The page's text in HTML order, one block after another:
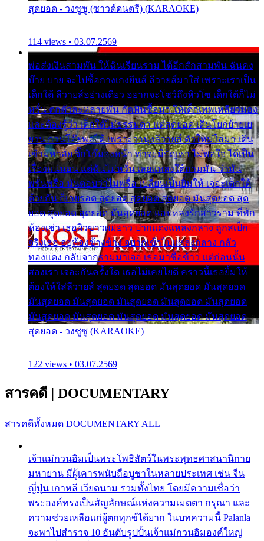
สุดยอด - วงซูซู (ซาวด์ดนตรี) (KARAOKE)
114 views • 03.07.2569
พ่อส่งเงินสามพัน ให้ฉันเรียนราม ได้อีกสักสามพัน ฉันคง
บ๊าย บาย จะไปซื้อกางเกงยีนส์ ลีวายส์มาใส่ เพราะเราเป็น
เด็กใต้ ลีวายส์อย่างเดียว อยากจะโชว์ถึงหิวโซ เด็กใต้ก็ไม่
หวั่น ตกตัวละหลายพัน กัดฟันซื้อมา ให้เด็กเทพเหลียวมอง
และต้องรู้ว่า เด็กใต้ไม่ธรรมดา แต่สุดยอด เดินโยกย้ายเย
ยวน กวนโอ๊ยพอได้ เพราะว่านุ่งลีวายส์ ตัวใหม่ใส่มา เดิน
เข้ามหาลัย จิ๊กโก๊มองหน้า ท่าจะมีปัญหา ไม่พอใจ ได้เป็น
เรื่องแน่นอน แต่ฉันไม่หวั่น เลยแหลงใต้ถามมัน ว่ามัน
พรั่นพรือ มันตอบว่าไม่พรื่อ เปลี่ยนเป็นยิ้มให้ เจอะเด็กใต้
ด้วยกัน ก็เลยรอด สุดยอด สุดยอด สุดยอด มันสุดยอด สุด
ยอด สุดยอด สุดยอด มันสุดยอด แอบหลงรักสาวราม ที่พัก
ห้องเช่า เธอผิวขาวผมยาว ปากแดงแหลงกลาง ถูกสเป็ก
จริงเธอ อยู่ห้องข้างข้าง อยากเข้าไปแหลงกลาง กลัว
ทองแดง กลับจากรามมาเจอ เธอมาซื้อข้าว แต่ก่อนนั้น
สองเรา เจอะกันครั้งใด เธอไม่เคยไยดี คราวนี้เธอยิ้มให้
ต้องให้ใส่ลีวายส์ สุดยอด สุดยอด มันสุดยอด มันสุดยอด
มันสุดยอด มันสุดยอด มันสุดยอด มันสุดยอด มันสุดยอด
มันสุดยอด มันสุดยอด มันสุดยอด มันสุดยอด มันสุดยอด
สุดยอด - วงซูซู (KARAOKE)
122 views • 03.07.2569
สารคดี | DOCUMENTARY
สารคดีทั้งหมด DOCUMENTARY ALL
เจ้าแม่กวนอิมเป็นพระโพธิสัตว์ในพระพุทธศาสนานิกาย
มหายาน มีผู้เคารพนับถือบูชาในหลายประเทศ เช่น จีน
ญี่ปุ่น เกาหลี เวียดนาม รวมทั้งไทย โดยมีความเชื่อว่า
พระองค์ทรงเป็นสัญลักษณ์แห่งความเมตตา กรุณา และ
ความช่วยเหลือแก่ผู้ตกทุกข์ได้ยาก ในบทความนี้ Palanla
จะพาไปสำรวจ 10 อันดับรูปปั้นเจ้าแม่กวนอิมองค์ใหญ่